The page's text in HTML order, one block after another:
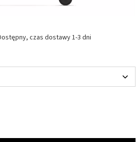
czas dostawy 1-3 dni